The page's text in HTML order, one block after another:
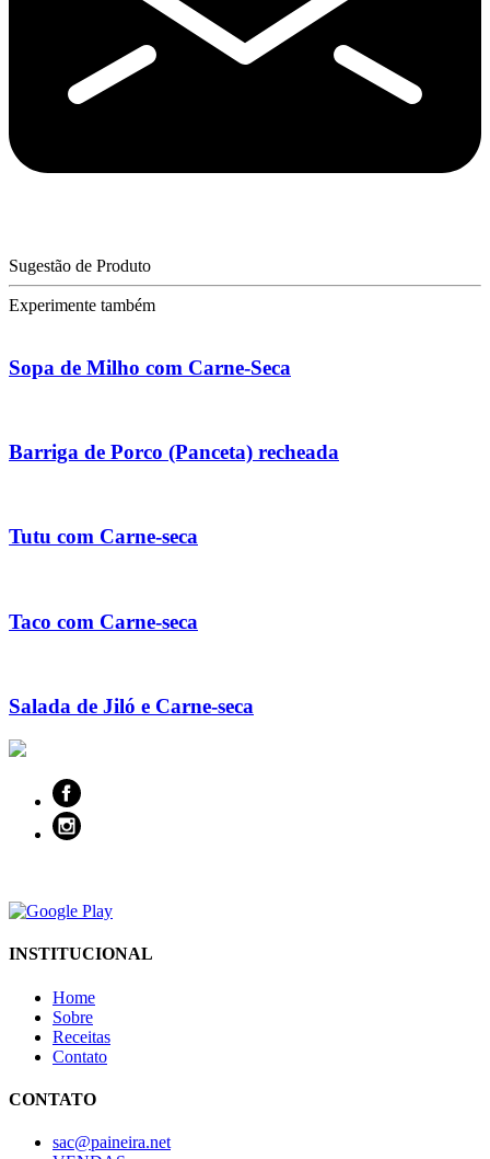
Sugestão de Produto
Experimente também
Sopa de Milho com Carne-Seca
Barriga de Porco (Panceta) recheada
Tutu com Carne-seca
Taco com Carne-seca
Salada de Jiló e Carne-seca
INSTITUCIONAL
Home
Sobre
Receitas
Contato
CONTATO
sac@paineira.net